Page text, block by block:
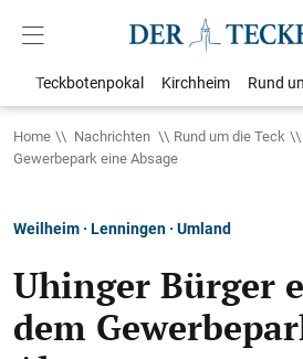
Teckbotenpokal Kirchheim Rund
Home Nachrichten Rund um die Teck
Gewerbepark eine Absage
Weilheim · Lenningen · Umland
Uhinger Bürger
dem